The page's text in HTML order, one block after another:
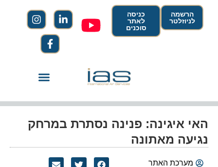
הרשמה
לניוזלטר
כניסה
לאתר
סוכנים
האי איגינה: פנינה נסתרת במרחק
נגיעה מאתונה
מערכת האתר